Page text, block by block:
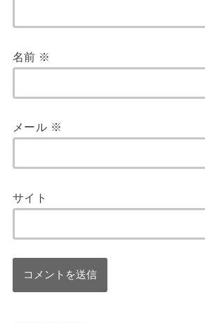
名前 ※
メール ※
サイト